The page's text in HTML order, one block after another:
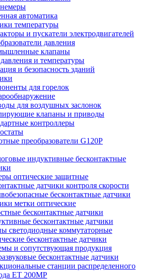
автоматика
температуры
и пускатели электродвигателей
давления
клапаны
и температуры
и безопасность зданий
для горелок
для воздушных заслонок
клапаны и приводы
контроллеры
преобразователи G120P
индуктивные бесконтактные
оптические защитные
датчики контроля скорости
бесконтактные датчики
метки оптические
бесконтактные датчики
бесконтактные датчики
светодиодные коммутаторные
бесконтактные датчики
и сопутствующая продукция
бесконтактные датчики
станции распределенного
ET 200MP